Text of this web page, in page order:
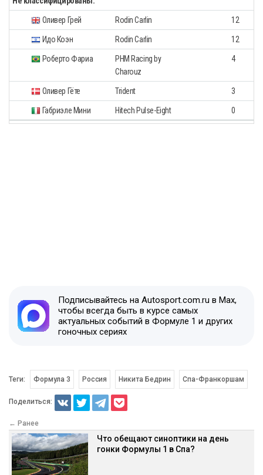
Оливер Грей Rodin Carlin 12
Идо Коэн Rodin Carlin 12
Роберто Фариа
PHM Racing by
Charouz
4
Оливер Гёте Trident 3
Габриэле Мини Hitech Pulse-Eight 0
Подписывайтесь на Autosport.com.ru в Max,
чтобы всегда быть в курсе самых
актуальных событий в Формуле 1 и других
гоночных сериях
Теги: Формула 3 Россия Никита Бедрин Спа-Франкоршам
Поделиться:
← Ранее
Что обещают синоптики на день
гонки Формулы 1 в Спа?